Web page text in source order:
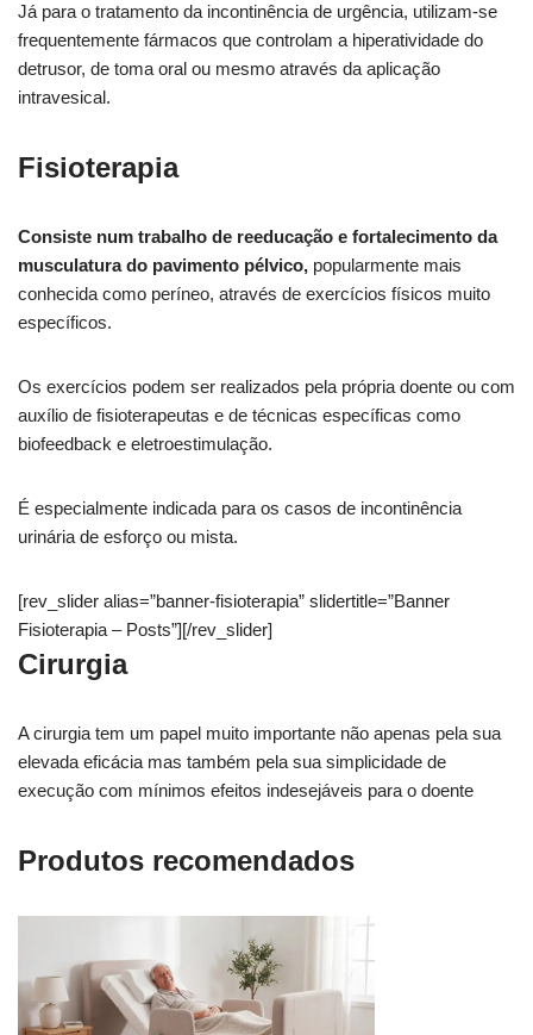
Já para o tratamento da incontinência de urgência, utilizam-se
frequentemente fármacos que controlam a hiperatividade do
detrusor, de toma oral ou mesmo através da aplicação
intravesical.
Fisioterapia
Consiste num trabalho de reeducação e fortalecimento da
musculatura do pavimento pélvico, popularmente mais
conhecida como períneo, através de exercícios físicos muito
específicos.
Os exercícios podem ser realizados pela própria doente ou com
auxílio de fisioterapeutas e de técnicas específicas como
biofeedback e eletroestimulação.
É especialmente indicada para os casos de incontinência
urinária de esforço ou mista.
[rev_slider alias=”banner-fisioterapia” slidertitle=”Banner
Fisioterapia – Posts”][/rev_slider]
Cirurgia
A cirurgia tem um papel muito importante não apenas pela sua
elevada eficácia mas também pela sua simplicidade de
execução com mínimos efeitos indesejáveis para o doente
Produtos recomendados